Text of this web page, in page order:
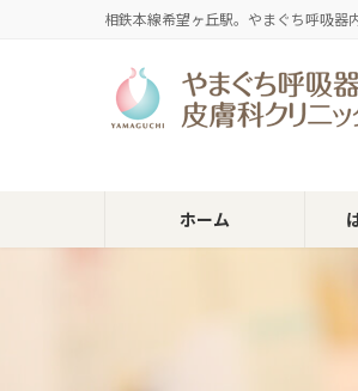
ッ
移
相鉄本線希望ヶ丘駅。やまぐち呼吸器
ホーム